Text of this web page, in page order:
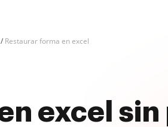
Restaurar forma en excel
excel